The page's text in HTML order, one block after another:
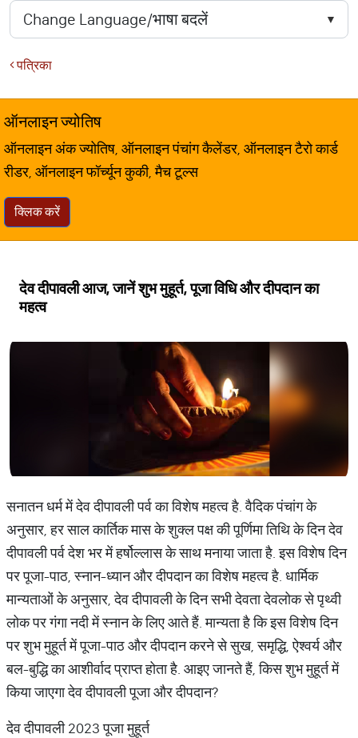
पत्रिका
ऑनलाइन ज्योतिष
ऑनलाइन अंक ज्योतिष, ऑनलाइन पंचांग कैलेंडर, ऑनलाइन टैरो कार्ड
रीडर, ऑनलाइन फॉर्च्यून कुकी, मैच टूल्स
क्लिक करें
देव दीपावली आज, जानें शुभ मुहूर्त, पूजा विधि और दीपदान का
महत्व
सनातन धर्म में देव दीपावली पर्व का विशेष महत्व है. वैदिक पंचांग के
अनुसार, हर साल कार्तिक मास के शुक्ल पक्ष की पूर्णिमा तिथि के दिन देव
दीपावली पर्व देश भर में हर्षोल्लास के साथ मनाया जाता है. इस विशेष दिन
पर पूजा-पाठ, स्नान-ध्यान और दीपदान का विशेष महत्व है. धार्मिक
मान्यताओं के अनुसार, देव दीपावली के दिन सभी देवता देवलोक से पृथ्वी
लोक पर गंगा नदी में स्नान के लिए आते हैं. मान्यता है कि इस विशेष दिन
पर शुभ मुहूर्त में पूजा-पाठ और दीपदान करने से सुख, समृद्धि, ऐश्वर्य और
बल-बुद्धि का आशीर्वाद प्राप्त होता है. आइए जानते हैं, किस शुभ मुहूर्त में
किया जाएगा देव दीपावली पूजा और दीपदान?
देव दीपावली 2023 पूजा मुहूर्त